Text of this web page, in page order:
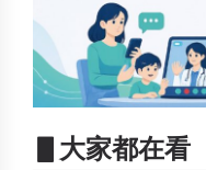
▋大家都在看